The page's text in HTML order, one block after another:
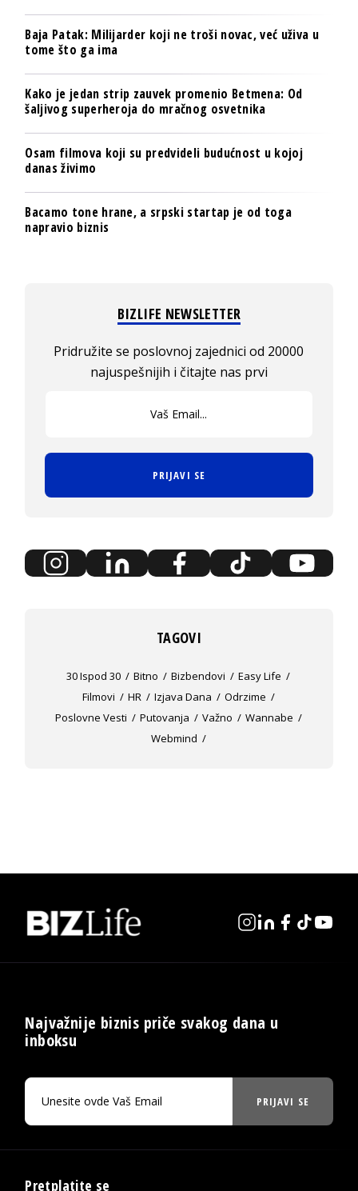
Baja Patak: Milijarder koji ne troši novac, već uživa u
tome što ga ima
Kako je jedan strip zauvek promenio Betmena: Od
šaljivog superheroja do mračnog osvetnika
Osam filmova koji su predvideli budućnost u kojoj
danas živimo
Bacamo tone hrane, a srpski startap je od toga
napravio biznis
BIZLIFE NEWSLETTER
Pridružite se poslovnoj zajednici od 20000
najuspešnijih i čitajte nas prvi
PRIJAVI SE
TAGOVI
30 Ispod 30 Bitno Bizbendovi
Easy Life
Filmovi
HR Izjava Dana
Odrzime
Poslovne Vesti
Putovanja Važno
Wannabe
Webmind
Najvažnije biznis priče svakog dana u
inboksu
PRIJAVI SE
Pretplatite se